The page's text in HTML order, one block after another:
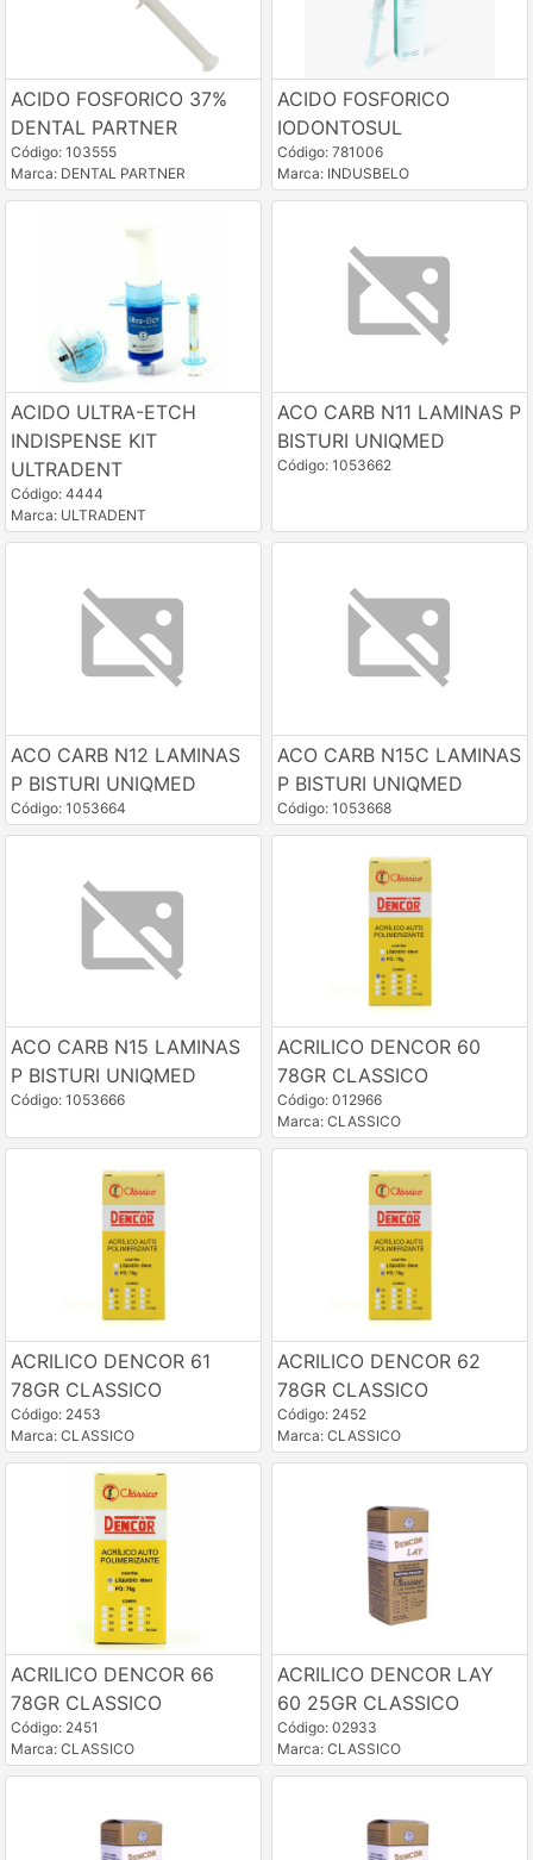
ACIDO FOSFORICO 37%
DENTAL PARTNER
Código: 103555
Marca: DENTAL PARTNER
ACIDO FOSFORICO
IODONTOSUL
Código: 781006
Marca: INDUSBELO
ACIDO ULTRA-ETCH
INDISPENSE KIT
ULTRADENT
Código: 4444
Marca: ULTRADENT
ACO CARB N11 LAMINAS P
BISTURI UNIQMED
Código: 1053662
ACO CARB N12 LAMINAS
P BISTURI UNIQMED
Código: 1053664
ACO CARB N15C LAMINAS
P BISTURI UNIQMED
Código: 1053668
ACO CARB N15 LAMINAS
P BISTURI UNIQMED
Código: 1053666
ACRILICO DENCOR 60
78GR CLASSICO
Código: 012966
Marca: CLASSICO
ACRILICO DENCOR 61
78GR CLASSICO
Código: 2453
Marca: CLASSICO
ACRILICO DENCOR 62
78GR CLASSICO
Código: 2452
Marca: CLASSICO
ACRILICO DENCOR 66
78GR CLASSICO
Código: 2451
Marca: CLASSICO
ACRILICO DENCOR LAY
60 25GR CLASSICO
Código: 02933
Marca: CLASSICO